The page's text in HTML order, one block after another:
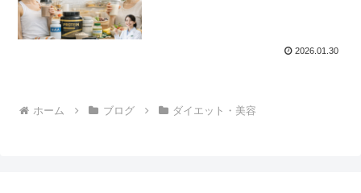
2026.01.30
ホーム ブログ ダイエット・美容